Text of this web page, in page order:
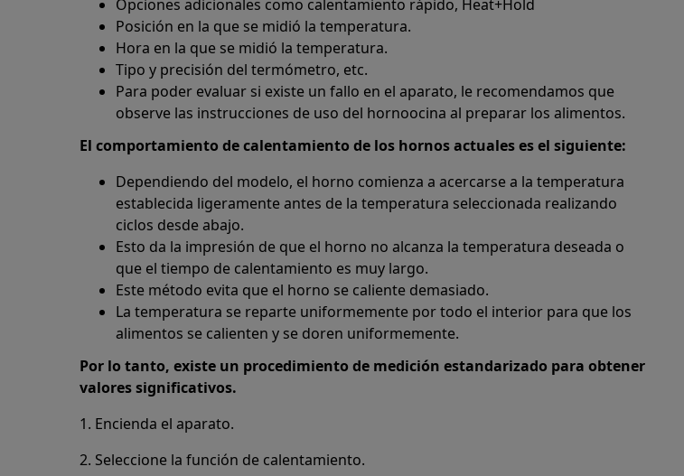
Opciones adicionales como calentamiento rápido, Heat+Hold
Posición en la que se midió la temperatura.
Hora en la que se midió la temperatura.
Tipo y precisión del termómetro, etc.
Para poder evaluar si existe un fallo en el aparato, le recomendamos que
observe las instrucciones de uso del hornoocina al preparar los alimentos.
El comportamiento de calentamiento de los hornos actuales es el siguiente:
Dependiendo del modelo, el horno comienza a acercarse a la temperatura
establecida ligeramente antes de la temperatura seleccionada realizando
ciclos desde abajo.
Esto da la impresión de que el horno no alcanza la temperatura deseada o
que el tiempo de calentamiento es muy largo.
Este método evita que el horno se caliente demasiado.
La temperatura se reparte uniformemente por todo el interior para que los
alimentos se calienten y se doren uniformemente.
Por lo tanto, existe un procedimiento de medición estandarizado para obtener
valores significativos.
1. Encienda el aparato.
2. Seleccione la función de calentamiento.